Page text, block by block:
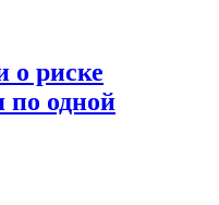
о риске
по одной